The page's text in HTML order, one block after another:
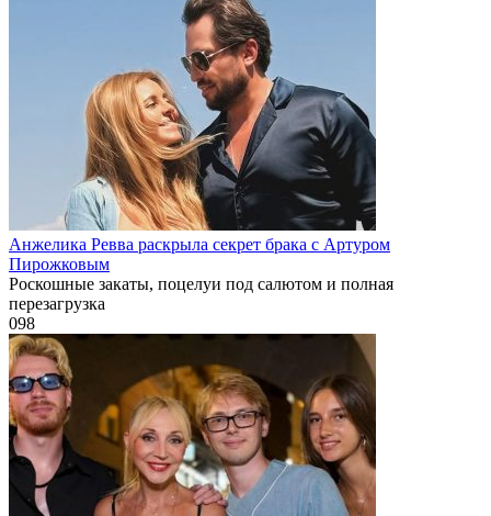
Анжелика Ревва раскрыла секрет брака с Артуром
Пирожковым
Роскошные закаты, поцелуи под салютом и полная
перезагрузка
098